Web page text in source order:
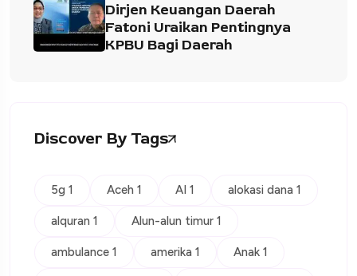
Dirjen Keuangan Daerah
Fatoni Uraikan Pentingnya
KPBU Bagi Daerah
Discover By Tags
5g 1 Aceh 1 AI 1 alokasi dana 1
alquran 1 Alun-alun timur 1
ambulance 1 amerika 1 Anak 1